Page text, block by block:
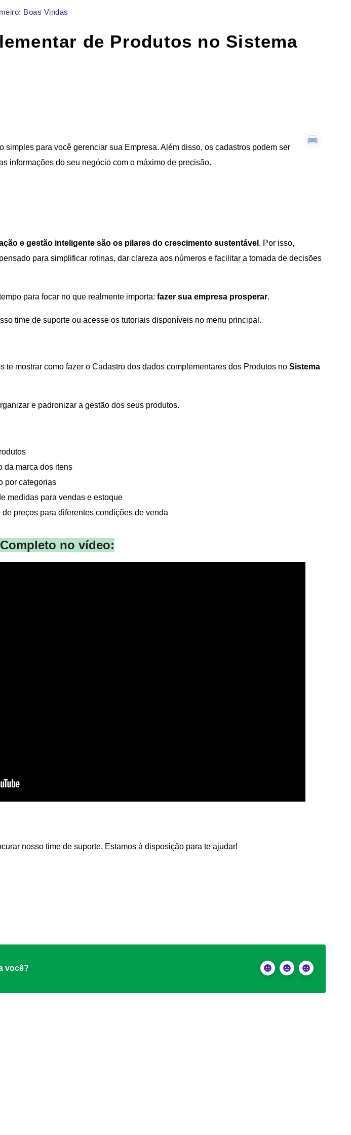
Boas Vindas
de Produtos no Sistema
simples para você gerenciar sua Empresa. Além disso, os cadastros podem ser
informações do seu negócio com o máximo de precisão.
e gestão inteligente são os pilares do crescimento sustentável . Por isso,
para simplificar rotinas, dar clareza aos números e facilitar a tomada de decisões
para focar no que realmente importa: fazer sua empresa prosperar.
time de suporte ou acesse os tutoriais disponíveis no menu principal.
te mostrar como fazer o Cadastro dos dados complementares dos Produtos no Sistema
e padronizar a gestão dos seus produtos.
da marca dos itens
por categorias
medidas para vendas e estoque
preços para diferentes condições de venda
no vídeo:
nosso time de suporte. Estamos à disposição para te ajudar!
você?